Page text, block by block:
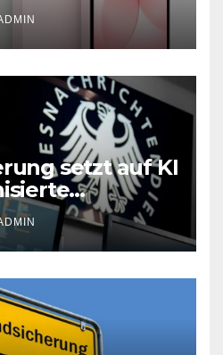
mit M4-Chip
setzt auf KI